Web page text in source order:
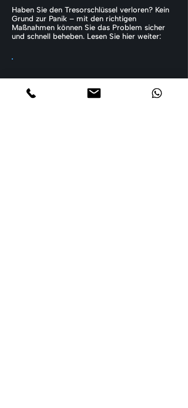
Haben Sie den Tresorschlüssel verloren? Kein
Grund zur Panik – mit den richtigen
Maßnahmen können Sie das Problem sicher
und schnell beheben. Lesen Sie hier weiter: